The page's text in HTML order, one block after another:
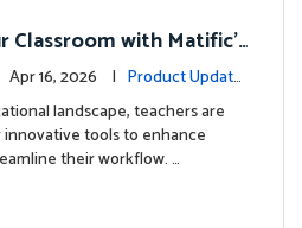
Classroom with Matific's
Assistant
| Apr 16, 2026 | Product Update
landscape, teachers are
tools to enhance
their workflow. …